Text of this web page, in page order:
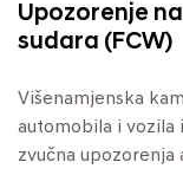
Upozorenje
sudara (FCW)
Višenamjenska
automobila i vozila
zvučna upozorenja